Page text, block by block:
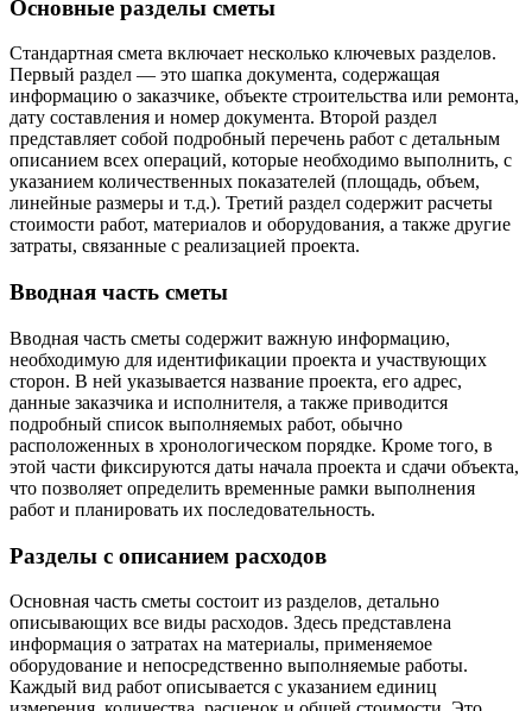
Основные разделы сметы
Стандартная смета включает несколько ключевых разделов.
Первый раздел — это шапка документа, содержащая
информацию о заказчике, объекте строительства или ремонта,
дату составления и номер документа. Второй раздел
представляет собой подробный перечень работ с детальным
описанием всех операций, которые необходимо выполнить, с
указанием количественных показателей (площадь, объем,
линейные размеры и т.д.). Третий раздел содержит расчеты
стоимости работ, материалов и оборудования, а также другие
затраты, связанные с реализацией проекта.
Вводная часть сметы
Вводная часть сметы содержит важную информацию,
необходимую для идентификации проекта и участвующих
сторон. В ней указывается название проекта, его адрес,
данные заказчика и исполнителя, а также приводится
подробный список выполняемых работ, обычно
расположенных в хронологическом порядке. Кроме того, в
этой части фиксируются даты начала проекта и сдачи объекта,
что позволяет определить временные рамки выполнения
работ и планировать их последовательность.
Разделы с описанием расходов
Основная часть сметы состоит из разделов, детально
описывающих все виды расходов. Здесь представлена
информация о затратах на материалы, применяемое
оборудование и непосредственно выполняемые работы.
Каждый вид работ описывается с указанием единиц